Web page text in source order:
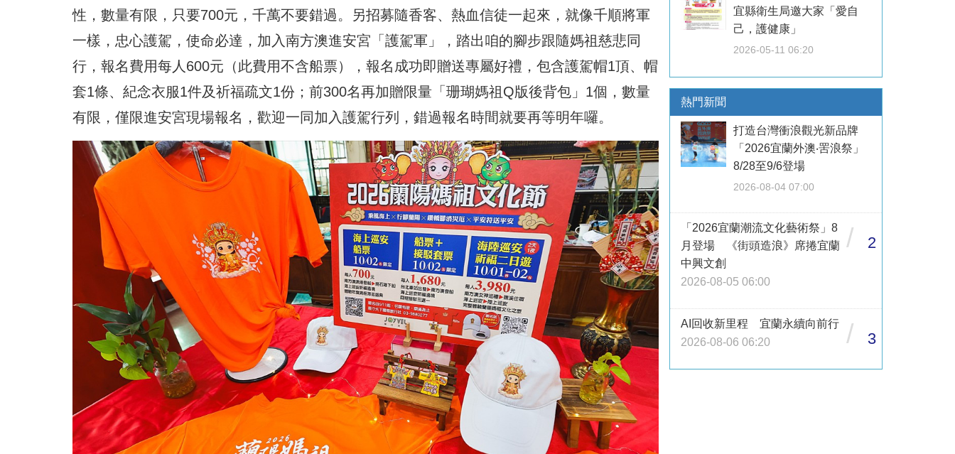
性，數量有限，只要700元，千萬不要錯過。另招募隨香客、熱血信徒一起來，就像千順將軍
一樣，忠心護駕，使命必達，加入南方澳進安宮「護駕軍」，踏出咱的腳步跟隨媽祖慈悲同
行，報名費用每人600元（此費用不含船票），報名成功即贈送專屬好禮，包含護駕帽1頂、帽
套1條、紀念衣服1件及祈福疏文1份；前300名再加贈限量「珊瑚媽祖Q版後背包」1個，數量
有限，僅限進安宮現場報名，歡迎一同加入護駕行列，錯過報名時間就要再等明年囉。
宜縣衛生局邀大家「愛自
己，護健康」
2026-05-11 06:20
熱門新聞
打造台灣衝浪觀光新品牌
「2026宜蘭外澳‧罟浪祭」
8/28至9/6登場
2026-08-04 07:00
「2026宜蘭潮流文化藝術祭」8
月登場 《街頭造浪》席捲宜蘭
中興文創
2026-08-05 06:00
/ 2
AI回收新里程 宜蘭永續向前行
2026-08-06 06:20
/ 3